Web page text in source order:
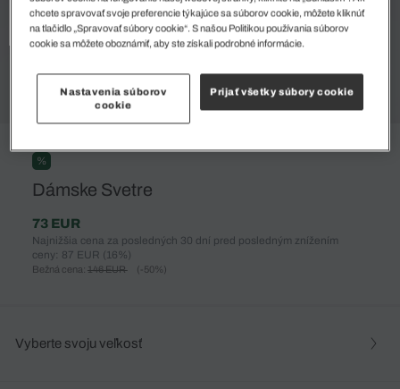
%
Dámske Svetre
73 EUR
Najnižšia cena za posledných 30 dní pred posledným znížením
ceny: 87 EUR (16%)
Bežná cena: 146 EUR (-50%)
Vyberte svoju veľkosť
chcete spravovať svoje preferencie týkajúce sa súborov cookie, môžete kliknúť
na tlačidlo „Spravovať súbory cookie“. S našou Politikou používania súborov
cookie sa môžete oboznámiť, aby ste získali podrobné informácie.
Nastavenia súborov
cookie
Prijať všetky súbory cookie